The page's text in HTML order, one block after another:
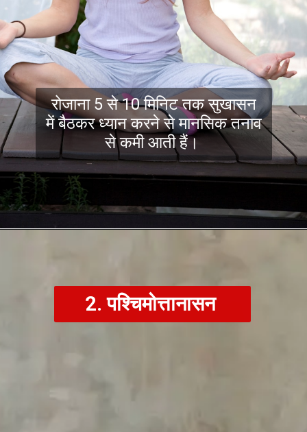
रोजाना 5 से 10 मिनिट तक सुखासन
में बैठकर ध्यान करने से मानसिक तनाव
से कमी आती हैं।
2. पश्चिमोत्तानासन